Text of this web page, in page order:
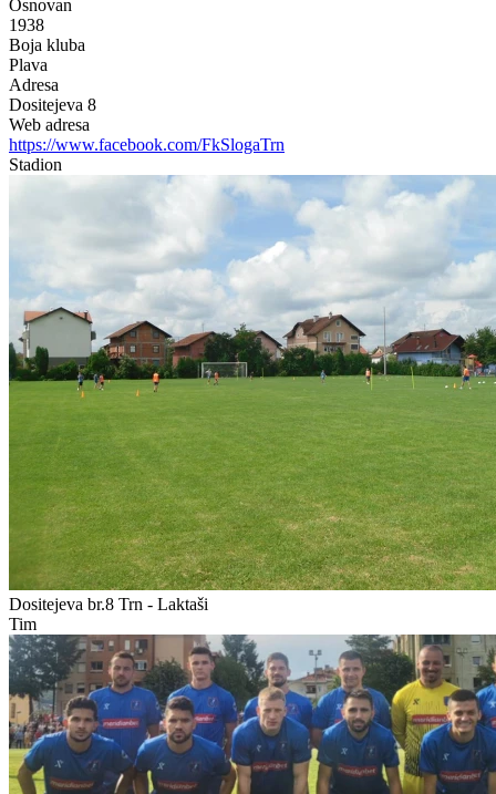
Osnovan
1938
Boja kluba
Plava
Adresa
Dositejeva 8
Web adresa
https://www.facebook.com/FkSlogaTrn
Stadion
Dositejeva br.8 Trn - Laktaši
Tim